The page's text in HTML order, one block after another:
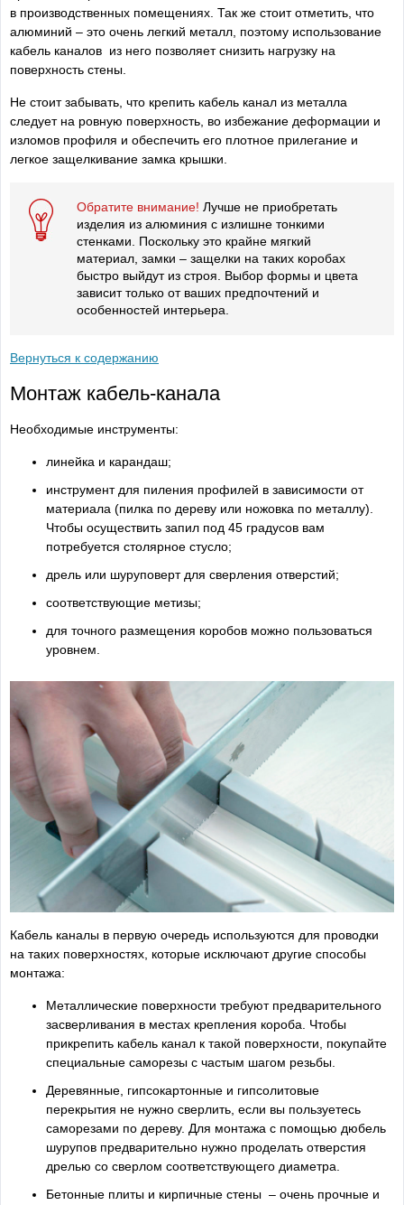
в производственных помещениях. Так же стоит отметить, что
алюминий – это очень легкий металл, поэтому использование
кабель каналов из него позволяет снизить нагрузку на
поверхность стены.
Не стоит забывать, что крепить кабель канал из металла
следует на ровную поверхность, во избежание деформации и
изломов профиля и обеспечить его плотное прилегание и
легкое защелкивание замка крышки.
Обратите внимание! Лучше не приобретать
изделия из алюминия с излишне тонкими
стенками. Поскольку это крайне мягкий
материал, замки – защелки на таких коробах
быстро выйдут из строя. Выбор формы и цвета
зависит только от ваших предпочтений и
особенностей интерьера.
Вернуться к содержанию
Монтаж кабель-канала
Необходимые инструменты:
линейка и карандаш;
инструмент для пиления профилей в зависимости от
материала (пилка по дереву или ножовка по металлу).
Чтобы осуществить запил под 45 градусов вам
потребуется столярное стусло;
дрель или шуруповерт для сверления отверстий;
соответствующие метизы;
для точного размещения коробов можно пользоваться
уровнем.
Кабель каналы в первую очередь используются для проводки
на таких поверхностях, которые исключают другие способы
монтажа:
Металлические поверхности требуют предварительного
засверливания в местах крепления короба. Чтобы
прикрепить кабель канал к такой поверхности, покупайте
специальные саморезы с частым шагом резьбы.
Деревянные, гипсокартонные и гипсолитовые
перекрытия не нужно сверлить, если вы пользуетесь
саморезами по дереву. Для монтажа с помощью дюбель
шурупов предварительно нужно проделать отверстия
дрелью со сверлом соответствующего диаметра.
Бетонные плиты и кирпичные стены – очень прочные и